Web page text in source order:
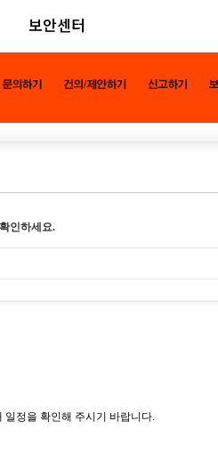
보안센터
인하세요.
일정을 확인해 주시기 바랍니다.